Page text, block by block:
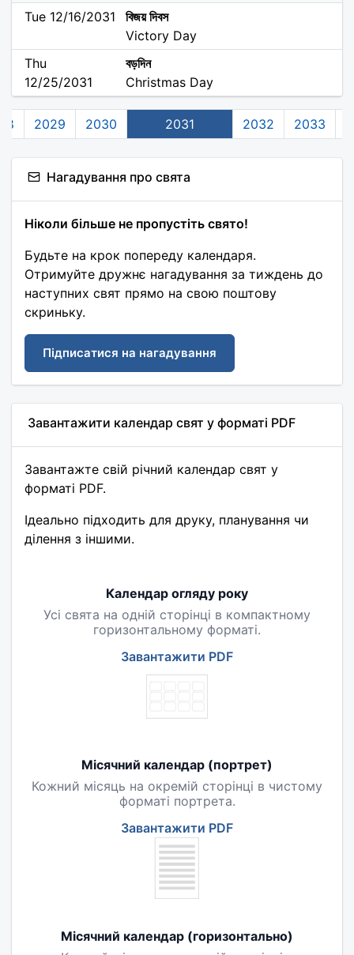
Tue 12/16/2031
বিজয় দিবস
Victory Day
Thu
12/25/2031
বড়দিন
Christmas Day
2029 2030 2031 2032 2033
Нагадування про свята
Ніколи більше не пропустіть свято!
Будьте на крок попереду календаря.
Отримуйте дружнє нагадування за тиждень до
наступних свят прямо на свою поштову
скриньку.
Підписатися на нагадування
Завантажити календар свят у форматі PDF
Завантажте свій річний календар свят у
форматі PDF.
Ідеально підходить для друку, планування чи
ділення з іншими.
Календар огляду року
Усі свята на одній сторінці в компактному
горизонтальному форматі.
Завантажити PDF
Місячний календар (портрет)
Кожний місяць на окремій сторінці в чистому
форматі портрета.
Завантажити PDF
Місячний календар (горизонтально)